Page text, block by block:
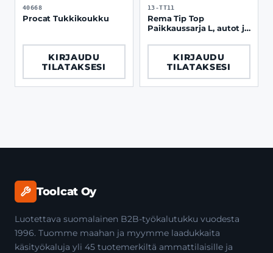
40668
Procat Tukkikoukku
KIRJAUDU
TILATAKSESI
13-TT11
Rema Tip Top
Paikkaussarja L, autot ja
KIRJAUDU
TILATAKSESI
Toolcat Oy
Luotettava suomalainen B2B-työkalutukku vuodesta
1996. Tuomme maahan ja myymme laadukkaita
käsityökaluja yli 45 tuotemerkiltä ammattilaisille ja